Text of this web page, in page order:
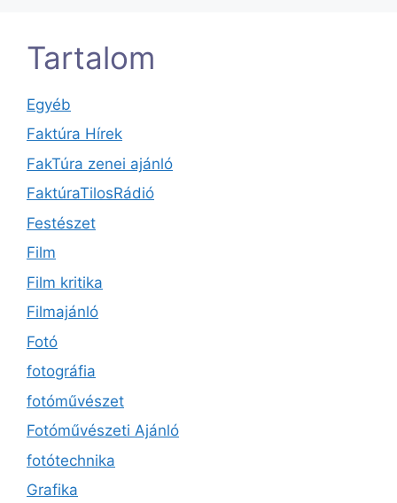
Tartalom
Egyéb
Faktúra Hírek
FakTúra zenei ajánló
FaktúraTilosRádió
Festészet
Film
Film kritika
Filmajánló
Fotó
fotográfia
fotóművészet
Fotóművészeti Ajánló
fotótechnika
Grafika